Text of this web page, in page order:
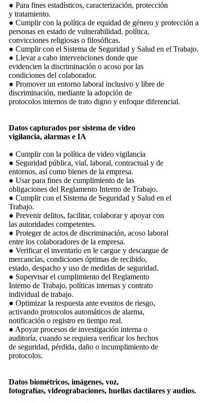
● Para fines estadísticos, caracterización, protección
y tratamiento.
● Cumplir con la política de equidad de género y protección a
personas en estado de vulnerabilidad. política,
convicciones religiosas o filosóficas.
● Cumplir con el Sistema de Seguridad y Salud en el Trabajo.
● Llevar a cabo intervenciones donde que
evidencien la discriminación o acoso por las
condiciones del colaborador.
● Promover un entorno laboral inclusivo y libre de
discriminación, mediante la adopción de
protocolos internos de trato digno y enfoque diferencial.
Datos capturados por sistema de video
vigilancia, alarmas e IA
● Cumplir con la política de video vigilancia
● Seguridad pública, vial, laboral, contractual y de
entornos, así como bienes de la empresa.
● Usar para fines de cumplimiento de las
obligaciones del Reglamento Interno de Trabajo.
● Cumplir con el Sistema de Seguridad y Salud en el
Trabajo.
● Prevenir delitos, facilitar, colaborar y apoyar con
las autoridades competentes.
● Proteger de actos de discriminación, acoso laboral
entre los colaboradores de la empresa.
● Verificar el inventario en le cargue y descargue de
mercancías, condiciones óptimas de recibido,
estado, despacho y uso de medidas de seguridad.
● Supervisar el cumplimiento del Reglamento
Interno de Trabajo, políticas internas y contrato
individual de trabajo.
● Optimizar la respuesta ante eventos de riesgo,
activando protocolos automáticos de alarma,
notificación o registro en tiempo real.
● Apoyar procesos de investigación interna o
auditoría, cuando se requiera verificar los hechos
de seguridad, pérdida, daño o incumplimiento de
protocolos.
Datos biométricos, imágenes, voz,
fotografías, videograbaciones, huellas dactilares y audios.